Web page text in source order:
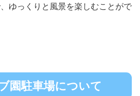
ゆっくりと風景を楽しむことがで
園駐車場について